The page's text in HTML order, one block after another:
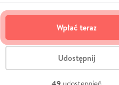
Wpłać teraz
Udostępnij